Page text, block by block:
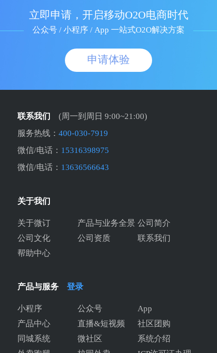
立即申请，开启移动O2O电商时代
公众号 / 小程序 / App 一站式O2O解决方案
申请体验
联系我们
(周一到周日 9:00~21:00)
服务热线： 400-030-7919
微信/电话： 15316398975
微信/电话： 13636566643
关于我们
关于微订 产品与业务全景 公司简介
公司文化
公司资质
联系我们
帮助中心
产品与服务 登录
小程序 公众号
App
产品中心
直播&短视频
社区团购
同城系统
微社区
系统介绍